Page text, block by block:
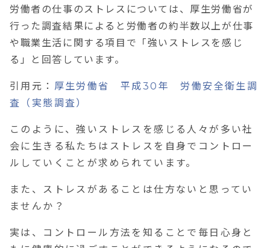
労働者の仕事のストレスについては、厚生労働省が
行った調査結果によると労働者の約半数以上が仕事
や職業生活に関する項目で「強いストレスを感じ
る」と回答しています。
引用元： 厚生労働省 平成30年 労働安全衛生調
査（実態調査）
このように、強いストレスを感じる人々が多い社
会に生きる私たちはストレスを自身でコントロー
ルしていくことが求められています。
また、ストレスがあることは仕方ないと思ってい
ませんか？
実は、コントロール方法を知ることで毎日心身と